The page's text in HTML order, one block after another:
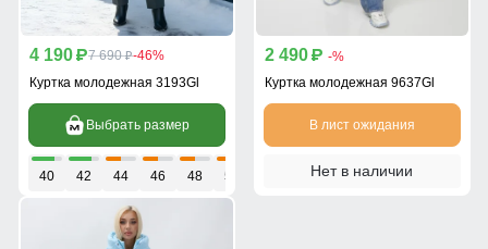
4 190 p7 690 p-46%
Куртка молодежная 3193Gl
Выбрать размер
40 42 44 46 48 50
2 490 p -%
Куртка молодежная 9637Gl
В лист ожидания
Нет в наличии